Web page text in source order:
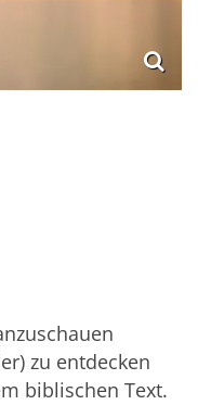
zu entdecken
biblischen Text.